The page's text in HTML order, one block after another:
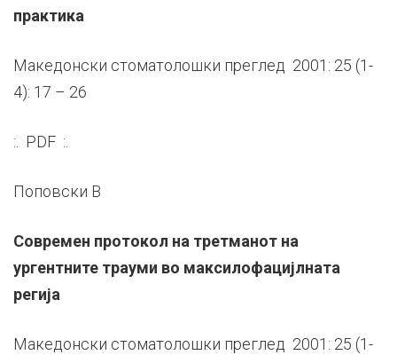
практика
Македонски стоматолошки преглед 2001: 25 (1-
4): 17 – 26
:. PDF :.
Поповски В
Современ протокол на третманот на
ургентните трауми во максилофацијлната
регија
Македонски стоматолошки преглед 2001: 25 (1-